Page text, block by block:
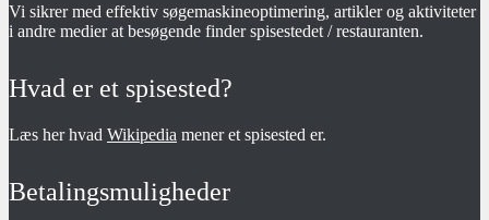
Vi sikrer med effektiv søgemaskineoptimering, artikler og aktiviteter
i andre medier at besøgende finder spisestedet / restauranten.
Hvad er et spisested?
Læs her hvad Wikipedia mener et spisested er.
Betalingsmuligheder